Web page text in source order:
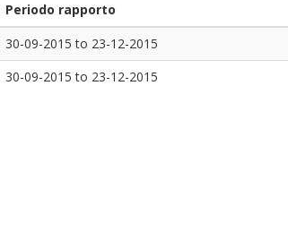
Periodo rapporto
30-09-2015 to 23-12-2015
30-09-2015 to 23-12-2015